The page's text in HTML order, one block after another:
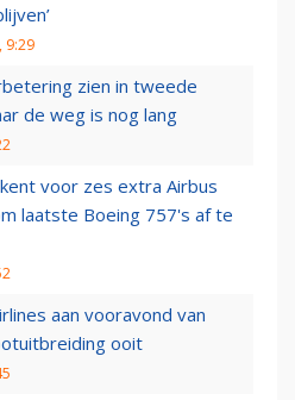
9:29
zien in tweede
de weg is nog lang
voor zes extra Airbus
laatste Boeing 757's af te
aan vooravond van
ooit